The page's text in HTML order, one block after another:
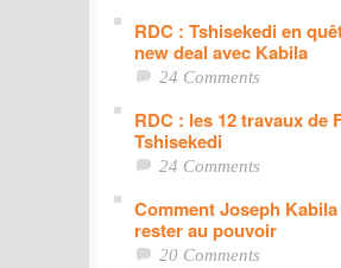
RDC : Tshisekedi en
new deal avec Kabila
24 Comments
RDC : les 12 travaux de
Tshisekedi
24 Comments
Comment Joseph
rester au pouvoir
20 Comments